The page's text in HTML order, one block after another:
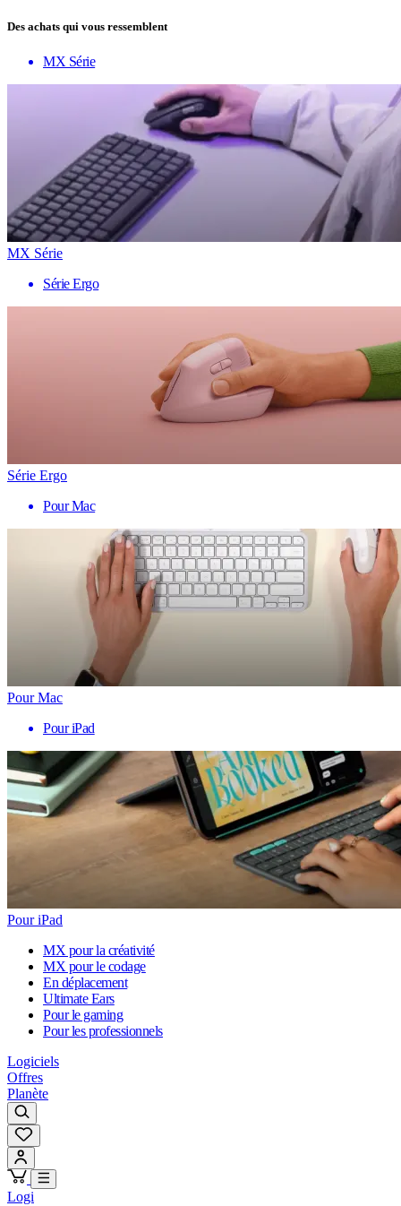
Des achats qui vous ressemblent
MX Série
MX Série
Série Ergo
Série Ergo
Pour Mac
Pour Mac
Pour iPad
Pour iPad
MX pour la créativité
MX pour le codage
En déplacement
Ultimate Ears
Pour le gaming
Pour les professionnels
Logiciels
Offres
Planète
Logi